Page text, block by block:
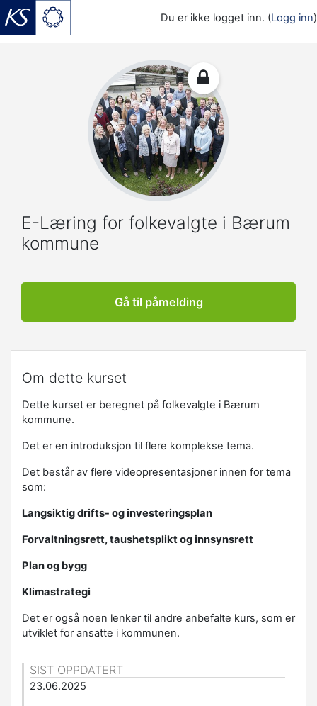
Du er ikke logget inn. (Logg inn)
E-Læring for folkevalgte i Bærum
kommune
Gå til påmelding
Om dette kurset
Dette kurset er beregnet på folkevalgte i Bærum
kommune.
Det er en introduksjon til flere komplekse tema.
Det består av flere videopresentasjoner innen for tema
som:
Langsiktig drifts- og investeringsplan
Forvaltningsrett, taushetsplikt og innsynsrett
Plan og bygg
Klimastrategi
Det er også noen lenker til andre anbefalte kurs, som er
utviklet for ansatte i kommunen.
SIST OPPDATERT
23.06.2025